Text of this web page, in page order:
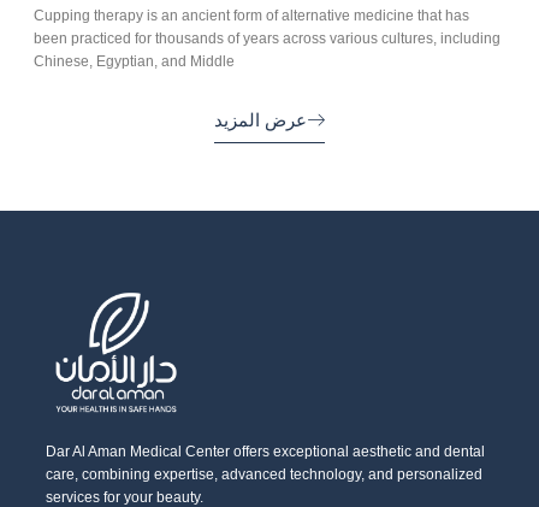
Cupping therapy is an ancient form of alternative medicine that has
been practiced for thousands of years across various cultures, including
Chinese, Egyptian, and Middle
عرض المزيد
Dar Al Aman Medical Center offers exceptional aesthetic and dental
care, combining expertise, advanced technology, and personalized
services for your beauty.